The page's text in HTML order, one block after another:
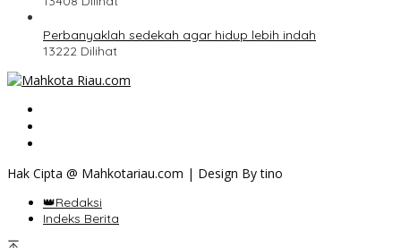
Perbanyaklah sedekah agar hidup lebih indah
13222 Dilihat
Hak Cipta @ Mahkotariau.com | Design By tino
👑Redaksi
Indeks Berita